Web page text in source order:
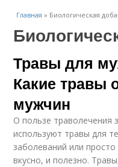
Главная » Биологическая
Травы для
Какие травы
мужчин
О пользе траволечения
используют травы для
заболеваний или
вкусно, и полезно.